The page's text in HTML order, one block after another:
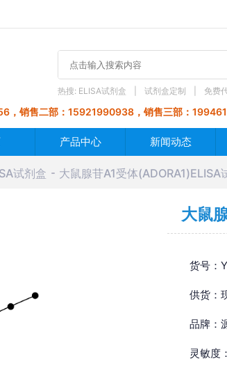
热搜: ELISA试剂盒 试剂盒定制 免费
，销售二部：15921990938，销售三部：
产品中心 新闻动态
试剂盒 大鼠腺苷A1受体(ADORA1)ELISA
大鼠
货号：
供货：
品牌：
灵敏度